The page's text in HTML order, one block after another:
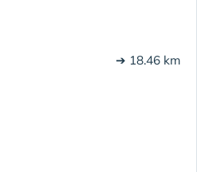
➔ 18.46 km